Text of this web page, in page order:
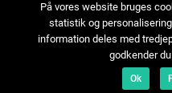
På vores website bruges
statistik og
information deles med
godkender
Ok